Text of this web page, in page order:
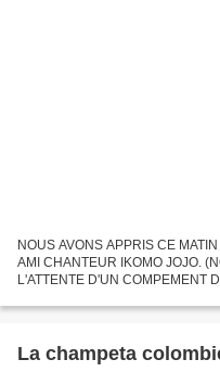
NOUS AVONS APPRIS CE
AMI CHANTEUR IKOMO JOJO.
L'ATTENTE D'UN COMPEMENT
Son Père...
La champeta